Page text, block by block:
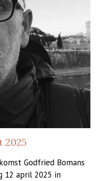
2025
Godfried Bomans
12 april 2025 in